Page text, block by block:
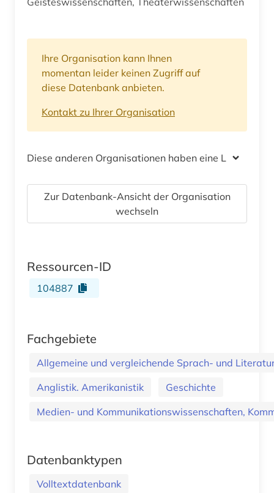
Ihre Organisation kann Ihnen
momentan leider keinen Zugriff auf
diese Datenbank anbieten.
Kontakt zu Ihrer Organisation
Diese anderen Organisationen haben eine Lizenz
Zur Datenbank-Ansicht der Organisation
wechseln
Ressourcen-ID
104887
Fachgebiete
Allgemeine und vergleichende Sprach- und
Anglistik. Amerikanistik
Geschichte
Medien- und Kommunikationswissenschaften,
Datenbanktypen
Volltextdatenbank